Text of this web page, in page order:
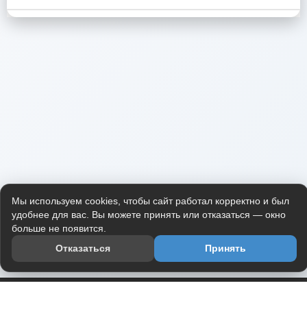
Мы используем cookies, чтобы сайт работал корректно и был
удобнее для вас. Вы можете принять или отказаться — окно
больше не появится.
Отказаться
Принять